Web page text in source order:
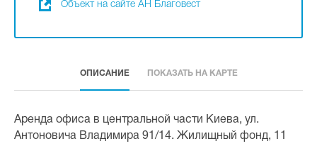
Объект на сайте АН Благовест
ОПИСАНИЕ ПОКАЗАТЬ НА КАРТЕ
Аренда офиса в центральной части Киева, ул.
Антоновича Владимира 91/14. Жилищный фонд, 11